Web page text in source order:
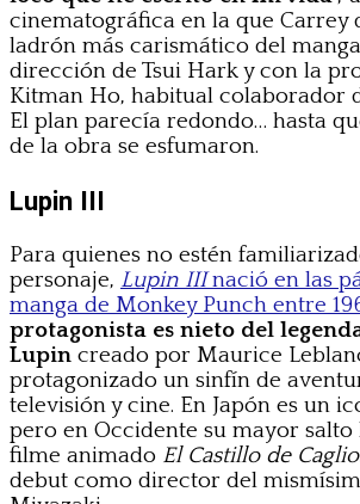
cinematográfica en la que Carrey
ladrón más carismático del
dirección de Tsui Hark y con la
Kitman Ho, habitual colaborador
El plan parecía redondo… hasta
de la obra se esfumaron.
Lupin III
Para quienes no estén
personaje, Lupin IIInació en las
manga de Monkey Punch entre
protagonista es nieto del
Lupin creado por Maurice
protagonizado un sinfín de
televisión y cine. En Japón es un
pero en Occidente su mayor salto
filme animado El Castillo de
debut como director del